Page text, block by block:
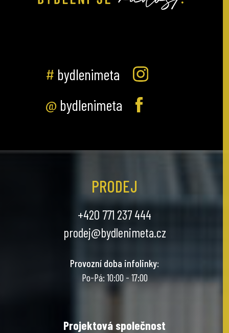
# bydlenimeta
@ bydlenimeta
PRODEJ
+420 771 237 444
prodej@bydlenimeta.cz
Provozní doba infolinky:
Po-Pá: 10:00 - 17:00
Projektová společnost